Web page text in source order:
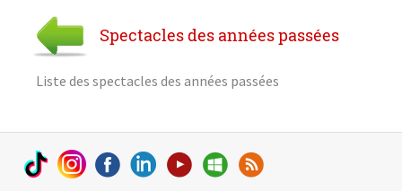
Spectacles des années passées
Liste des spectacles des années passées